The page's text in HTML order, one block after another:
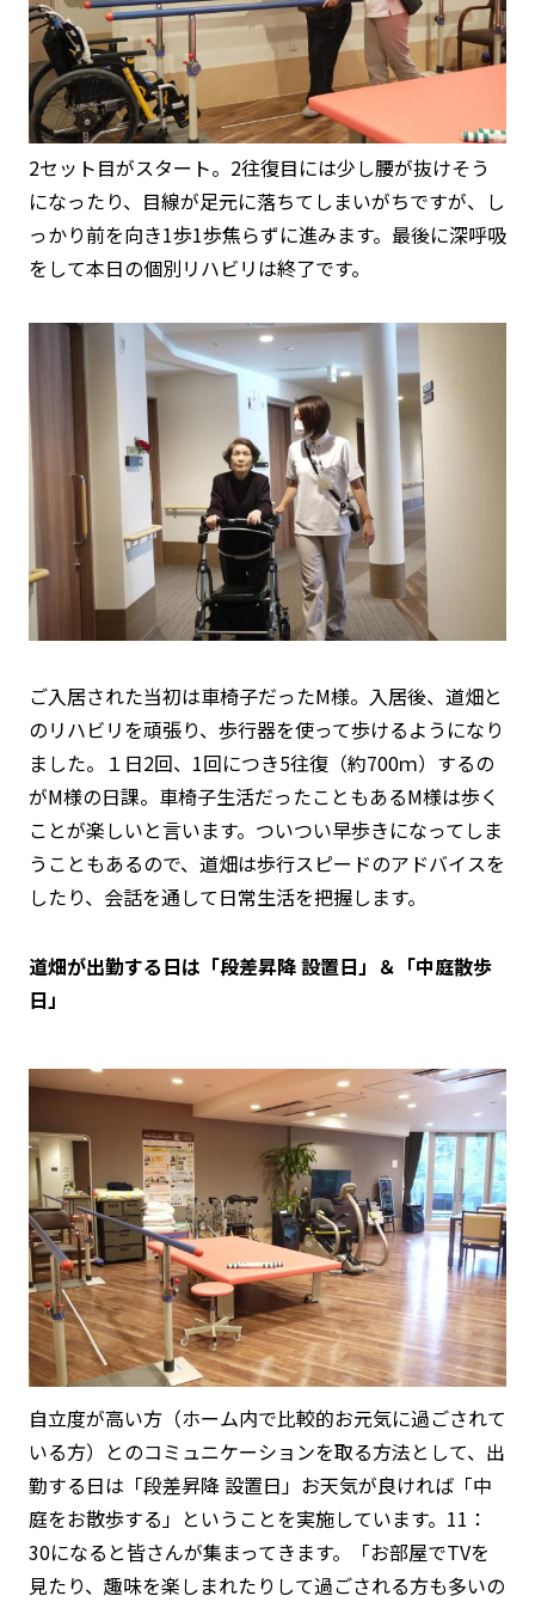
2セット目がスタート。2往復目には少し腰が抜けそう
になったり、目線が足元に落ちてしまいがちですが、し
っかり前を向き1歩1歩焦らずに進みます。最後に深呼吸
をして本日の個別リハビリは終了です。
ご入居された当初は車椅子だったM様。入居後、道畑と
のリハビリを頑張り、歩行器を使って歩けるようになり
ました。１日2回、1回につき5往復（約700ｍ）するの
がM様の日課。車椅子生活だったこともあるM様は歩く
ことが楽しいと言います。ついつい早歩きになってしま
うこともあるので、道畑は歩行スピードのアドバイスを
したり、会話を通して日常生活を把握します。
道畑が出勤する日は「段差昇降 設置日」＆「中庭散歩
日」
自立度が高い方（ホーム内で比較的お元気に過ごされて
いる方）とのコミュニケーションを取る方法として、出
勤する日は「段差昇降 設置日」お天気が良ければ「中
庭をお散歩する」ということを実施しています。11：
30になると皆さんが集まってきます。「お部屋でTVを
見たり、趣味を楽しまれたりして過ごされる方も多いの